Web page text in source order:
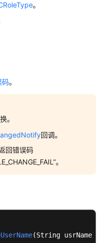
。
码。
。
回调。
回错误码
。
(String usrName)